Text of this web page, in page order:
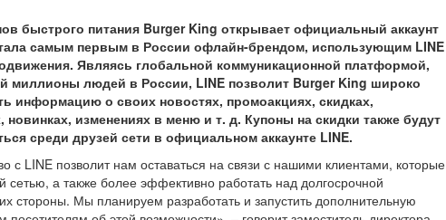
быстрого питания Burger King открывает официальный аккаунт
самым первым в России офлайн-брендом, использующим LINE
Являясь глобальной коммуникационной платформой,
миллионы людей в России, LINE позволит Burger King широко
информацию о своих новостях, промоакциях, скидках,
новинках, изменениях в меню и т. д. Купоны на скидки также будут
среди друзей сети в официальном аккаунте LINE.
с LINE позволит нам оставаться на связи с нашими клиентами, которые
сетью, а также более эффективно работать над долгосрочной
стороны. Мы планируем разработать и запустить дополнительную